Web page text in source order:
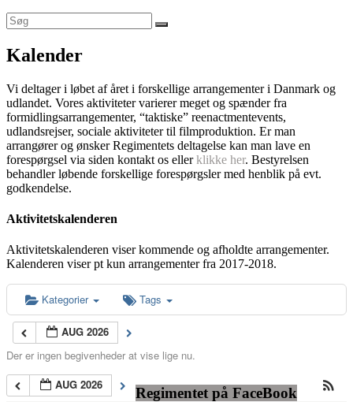
Kalender
Vi deltager i løbet af året i forskellige arrangementer i Danmark og
udlandet. Vores aktiviteter varierer meget og spænder fra
formidlingsarrangementer, “taktiske” reenactmentevents,
udlandsrejser, sociale aktiviteter til filmproduktion. Er man
arrangører og ønsker Regimentets deltagelse kan man lave en
forespørgsel via siden kontakt os ellerklikke her. Bestyrelsen
behandler løbende forskellige forespørgsler med henblik på evt.
godkendelse.
Aktivitetskalenderen
Aktivitetskalenderen viser kommende og afholdte arrangementer.
Kalenderen viser pt kun arrangementer fra 2017-2018.
Kategorier Tags
AUG 2026
Der er ingen begivenheder at vise lige nu.
AUG 2026
Regimentet på FaceBook